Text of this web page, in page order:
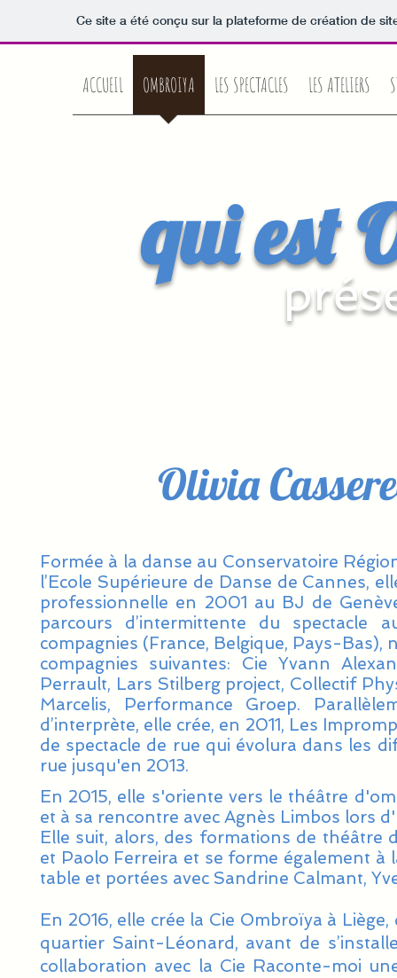
Ce site a été conçu sur la plateforme de création de
ACCUEIL OMBROIYA LES SPECTACLES LES ATELIERS
qui est
En 2015, elle s'oriente vers le théâtre
et à sa rencontre avec Agnès Limbos lors
Elle suit, alors, des formations de théâtre
et Paolo Ferreira et se forme également
table et portées avec Sandrine Calmant,
En 2016, elle crée la Cie Ombroïya à
quartier Saint-Léonard, avant de
collaboration avec la Cie Raconte-moi
Olivia
Formée à la danse au Conservatoire
l’Ecole Supérieure de Danse de Cannes,
professionnelle en 2001 au BJ de
parcours d’intermittente du spectacle
compagnies (France, Belgique, Pays-Bas),
compagnies suivantes: Cie Yvann
Perrault, Lars Stilberg project, Collectif
Marcelis, Performance Groep.
d’interprète, elle crée, en 2011, Les
de spectacle de rue qui évolura dans les
rue jusqu'en 2013.